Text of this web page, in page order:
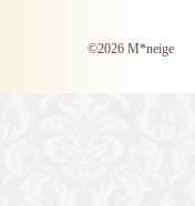
©2026 M*neige